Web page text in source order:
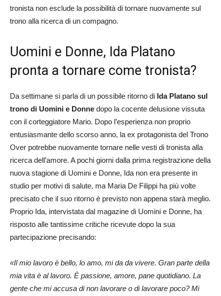
tronista non esclude la possibilità di tornare nuovamente sul
trono alla ricerca di un compagno.
Uomini e Donne, Ida Platano
pronta a tornare come tronista?
Da settimane si parla di un possibile ritorno di Ida Platano sul
trono di Uomini e Donne dopo la cocente delusione vissuta
con il corteggiatore Mario. Dopo l’esperienza non proprio
entusiasmante dello scorso anno, la ex protagonista del Trono
Over potrebbe nuovamente tornare nelle vesti di tronista alla
ricerca dell’amore. A pochi giorni dalla prima registrazione della
nuova stagione di Uomini e Donne, Ida non era presente in
studio per motivi di salute, ma Maria De Filippi ha più volte
precisato che il suo ritorno è previsto non appena starà meglio.
Proprio Ida, intervistata dal magazine di Uomini e Donne, ha
risposto alle tantissime critiche ricevute dopo la sua
partecipazione precisando:
«Il mio lavoro è bello, lo amo, mi da da vivere. Gran parte della
mia vita è al lavoro. È passione, amore, pane quotidiano. La
gente che mi accusa di non lavorare o di lavorare poco? Mi